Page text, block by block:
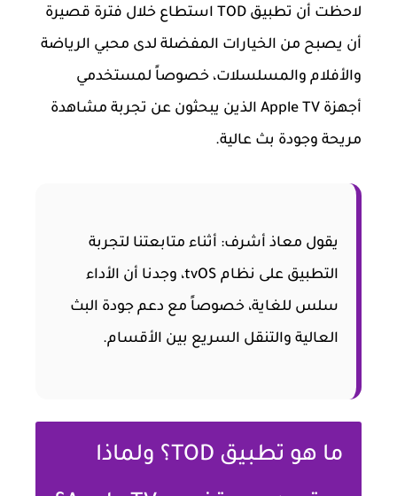
لاحظت أن تطبيق TOD استطاع خلال فترة قصيرة
أن يصبح من الخيارات المفضلة لدى محبي الرياضة
والأفلام والمسلسلات، خصوصاً لمستخدمي
أجهزة Apple TV الذين يبحثون عن تجربة مشاهدة
مريحة وجودة بث عالية.
يقول معاذ أشرف: أثناء متابعتنا لتجربة
التطبيق على نظام tvOS، وجدنا أن الأداء
سلس للغاية، خصوصاً مع دعم جودة البث
العالية والتنقل السريع بين الأقسام.
ما هو تطبيق TOD؟ ولماذا